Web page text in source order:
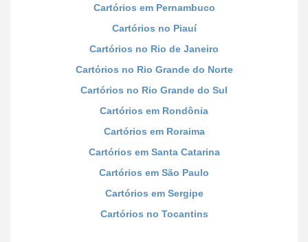
Cartórios em Pernambuco
Cartórios no Piauí
Cartórios no Rio de Janeiro
Cartórios no Rio Grande do Norte
Cartórios no Rio Grande do Sul
Cartórios em Rondônia
Cartórios em Roraima
Cartórios em Santa Catarina
Cartórios em São Paulo
Cartórios em Sergipe
Cartórios no Tocantins